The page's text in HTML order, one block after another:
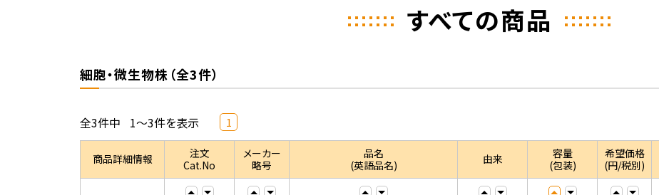
すべての商品
細胞・微生物株（全3件）
全3件中 1～3件を表示 1
商品詳細情報
注文
Cat.No
メーカー
略号
品名
(英語品名)
由来
容量
(包装)
希望価格
(円/税別)